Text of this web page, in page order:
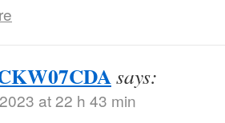
says:
at 22 h 43 min